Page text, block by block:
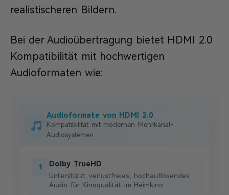
realistischeren Bildern.
Bei der Audioübertragung bietet HDMI 2.0
Kompatibilität mit hochwertigen
Audioformaten wie:
Audioformate von HDMI 2.0
Kompatibilität mit modernen Mehrkanal-
Audiosystemen
1 Dolby TrueHD
Unterstützt verlustfreies, hochauflösendes
Audio für Kinoqualität im Heimkino.